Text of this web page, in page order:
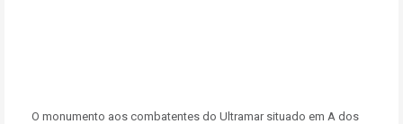
O monumento aos combatentes do Ultramar situado em A dos